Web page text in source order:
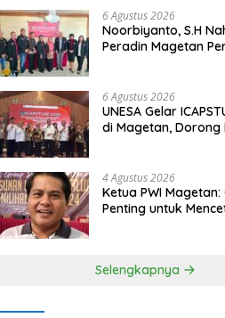
6 Agustus 2026
Noorbiyanto, S.H
Peradin Magetan
6 Agustus 2026
UNESA Gelar
di Magetan, Dorong
4 Agustus 2026
Ketua PWI Magetan:
Penting untuk
Selengkapnya